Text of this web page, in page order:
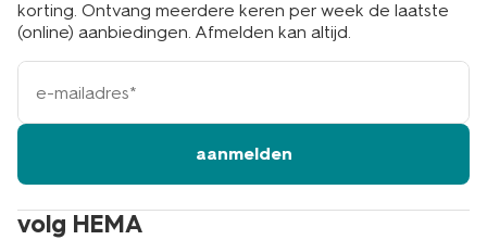
volg HEMA
korting. Ontvang meerdere keren per week de laatste
(online) aanbiedingen. Afmelden kan altijd.
e-
mailadres
aanmelden